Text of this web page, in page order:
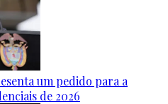
um pedido para a
de 2026